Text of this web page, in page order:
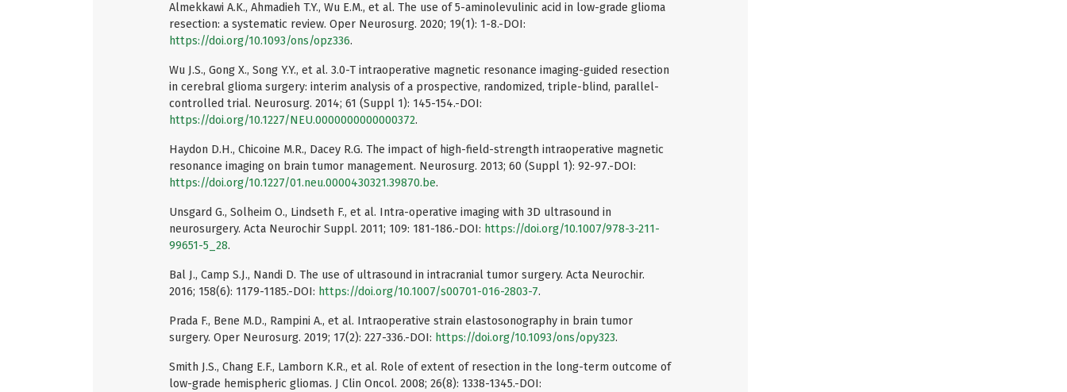
Almekkawi A.K., Ahmadieh T.Y., Wu E.M., et al. The use of 5-aminolevulinic acid in low-grade glioma
resection: a systematic review. Oper Neurosurg. 2020; 19(1): 1-8.-DOI:
https://doi.org/10.1093/ons/opz336.
Wu J.S., Gong X., Song Y.Y., et al. 3.0-T intraoperative magnetic resonance imaging-guided resection
in cerebral glioma surgery: interim analysis of a prospective, randomized, triple-blind, parallel-
controlled trial. Neurosurg. 2014; 61 (Suppl 1): 145-154.-DOI:
https://doi.org/10.1227/NEU.0000000000000372.
Haydon D.H., Chicoine M.R., Dacey R.G. The impact of high-field-strength intraoperative magnetic
resonance imaging on brain tumor management. Neurosurg. 2013; 60 (Suppl 1): 92-97.-DOI:
https://doi.org/10.1227/01.neu.0000430321.39870.be.
Unsgard G., Solheim O., Lindseth F., et al. Intra-operative imaging with 3D ultrasound in
neurosurgery. Acta Neurochir Suppl. 2011; 109: 181-186.-DOI: https://doi.org/10.1007/978-3-211-
99651-5_28.
Bal J., Camp S.J., Nandi D. The use of ultrasound in intracranial tumor surgery. Acta Neurochir.
2016; 158(6): 1179-1185.-DOI: https://doi.org/10.1007/s00701-016-2803-7.
Prada F., Bene M.D., Rampini A., et al. Intraoperative strain elastosonography in brain tumor
surgery. Oper Neurosurg. 2019; 17(2): 227-336.-DOI: https://doi.org/10.1093/ons/opy323.
Smith J.S., Chang E.F., Lamborn K.R., et al. Role of extent of resection in the long-term outcome of
low-grade hemispheric gliomas. J Clin Oncol. 2008; 26(8): 1338-1345.-DOI: